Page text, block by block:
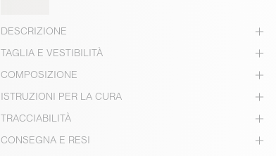
DESCRIZIONE
TAGLIA E VESTIBILITÀ
COMPOSIZIONE
ISTRUZIONI PER LA CURA
TRACCIABILITÀ
CONSEGNA E RESI